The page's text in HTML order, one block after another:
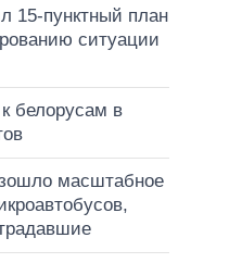
15-пунктный план
ситуации
белорусам в
масштабное